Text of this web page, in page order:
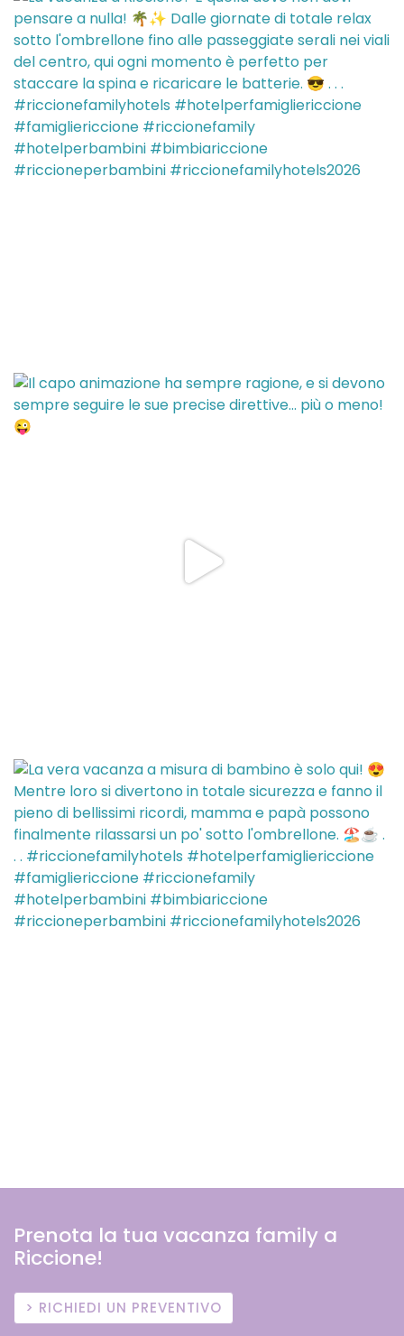
Prenota la tua vacanza family a
Riccione!
RICHIEDI UN PREVENTIVO